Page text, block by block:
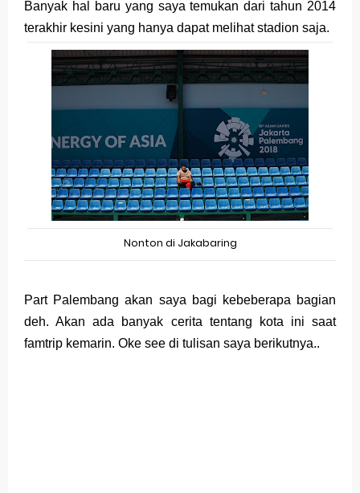
Banyak hal baru yang saya temukan dari tahun 2014
terakhir kesini yang hanya dapat melihat stadion saja.
Nonton di Jakabaring
Part Palembang akan saya bagi kebeberapa bagian
deh. Akan ada banyak cerita tentang kota ini saat
famtrip kemarin. Oke see di tulisan saya berikutnya..